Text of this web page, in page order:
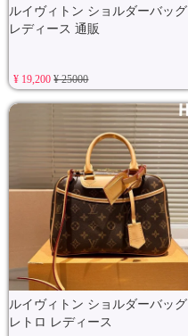
ルイヴィトン ショルダーバッグ
レディース 通販
¥ 19,200¥ 25000
ルイヴィトン ショルダーバッグ
レトロ レディース